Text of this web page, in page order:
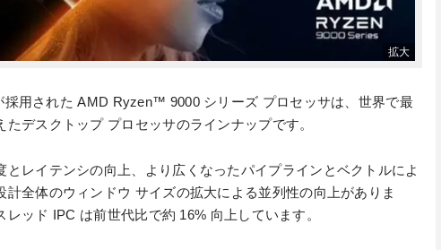
採用された AMD Ryzen™ 9000 シリーズ プロセッサは、世界で最
デスクトップ プロセッサのラインナップです。
とレイテンシの向上、より広くなったパイプラインとベクトルによ
計全体のウィンドウ サイズの拡大による並列性の向上がありま
ッド IPC は前世代比で約 16% 向上しています。